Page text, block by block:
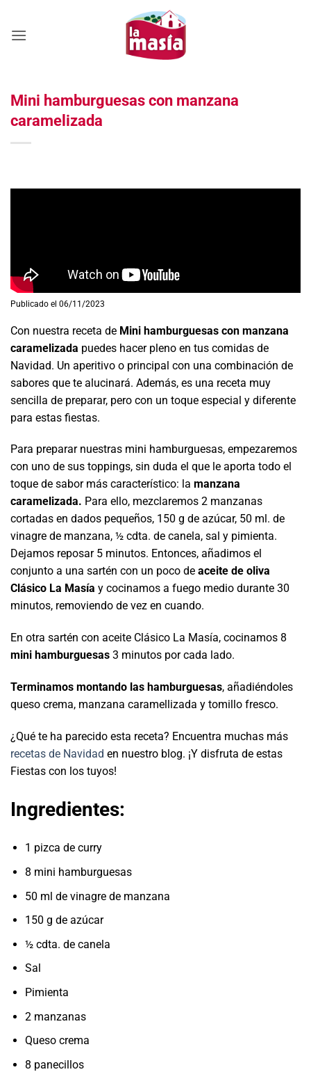
contenido
Mini hamburguesas con manzana
caramelizada
Publicado el 06/11/2023
Con nuestra receta de Mini hamburguesas con manzana
caramelizada puedes hacer pleno en tus comidas de
Navidad. Un aperitivo o principal con una combinación de
sabores que te alucinará. Además, es una receta muy
sencilla de preparar, pero con un toque especial y diferente
para estas fiestas.
Para preparar nuestras mini hamburguesas, empezaremos
con uno de sus toppings, sin duda el que le aporta todo el
toque de sabor más característico: la manzana
caramelizada. Para ello, mezclaremos 2 manzanas
cortadas en dados pequeños, 150 g de azúcar, 50 ml. de
vinagre de manzana, ½ cdta. de canela, sal y pimienta.
Dejamos reposar 5 minutos. Entonces, añadimos el
conjunto a una sartén con un poco de aceite de oliva
Clásico La Masía y cocinamos a fuego medio durante 30
minutos, removiendo de vez en cuando.
En otra sartén con aceite Clásico La Masía, cocinamos 8
mini hamburguesas 3 minutos por cada lado.
Terminamos montando las hamburguesas, añadiéndoles
queso crema, manzana caramellizada y tomillo fresco.
¿Qué te ha parecido esta receta? Encuentra muchas más
recetas de Navidad en nuestro blog. ¡Y disfruta de estas
Fiestas con los tuyos!
Ingredientes:
1 pizca de curry
8 mini hamburguesas
50 ml de vinagre de manzana
150 g de azúcar
½ cdta. de canela
Sal
Pimienta
2 manzanas
Queso crema
8 panecillos